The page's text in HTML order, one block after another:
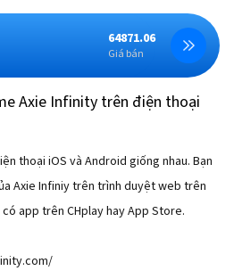
64871.06
Giá bán
Axie Infinity trên điện thoại
thoại iOS và Android giống nhau. Bạn
Axie Infiniy trên trình duyệt web trên
app trên CHplay hay App Store.